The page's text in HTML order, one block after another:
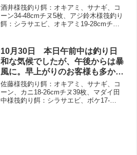
皆様頑張ってくださり、全組お写
真撮らせて頂きました‼︎チヌはビ
ッグサイズ複数枚！ヒラメも複数
引き続き大漁となり、その他シー
バスやサヨリなど！
酒井様筏釣り餌：オキアミ、サナギ、コ
ーン34-48cmチヌ5枚、アジ鈴木様筏釣り
餌：シラサエビ、オキアミ19-28cmチヌ7
チヌ5枚、37-43cmヒラメ2枚...
10月30日 本日午前中は釣り日
和な気候でしたが、午後からは暴
風に。早上がりのお客様も多かっ
たですが、ほとんどの方にお写真
撮らせて頂きました！チヌは久し
ぶりの30枚オーバーに加え、20
佐藤様筏釣り餌：オキアミ、サナギ、コ
ーン、カニ18-26cmチヌ39枚、マダイ田
中様筏釣り餌：シラサエビ、ボケ17-